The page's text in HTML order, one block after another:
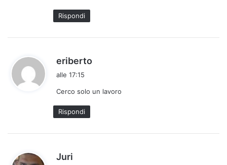
Rispondi
eriberto
e
alle 17:15
Cerco solo un lavoro
Rispondi
Juri